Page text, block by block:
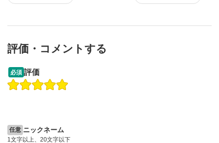
操作説明動画
評価・コメントする
必須 評価
任意 ニックネーム
1文字以上、20文字以下